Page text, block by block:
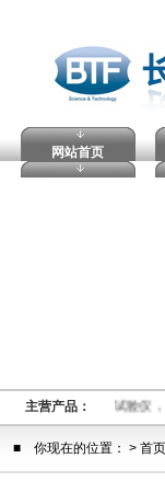
网站首页
主营产品：
指数仪,电压击穿试验仪
■ 你现在的位置： > 首页